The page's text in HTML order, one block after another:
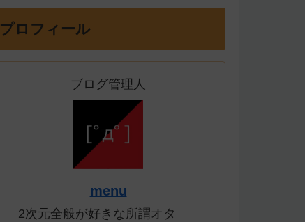
プロフィール
ブログ管理人
menu
2次元全般が好きな所謂オタ